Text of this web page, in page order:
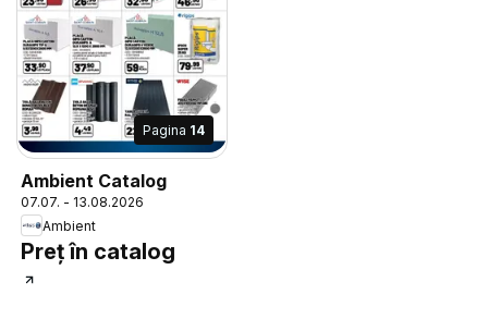
Pagina 14
Ambient Catalog
07.07. - 13.08.2026
Ambient
Preț în catalog